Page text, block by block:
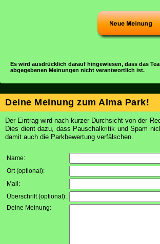
Es wird ausdrücklich darauf hingewiesen, dass das
abgegebenen Meinungen nicht verantwortlich ist.
Deine Meinung zum Alma Park!
Der Eintrag wird nach kurzer Durchsicht von der
Dies dient dazu, dass Pauschalkritik und Spam
damit auch die Parkbewertung verfälschen.
Name:
Ort (optional):
Mail:
Überschrift (optional):
Deine Meinung: